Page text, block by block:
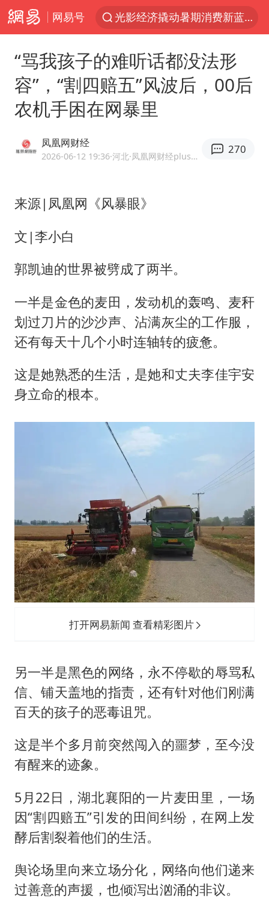
网易号
光影经济撬动暑期消费新蓝海
新疆优化调整景区内自驾服务费
央视新主播李秋莹孙亚鹏亮相
杭州全市有序停课
全民健身事业高质量发展
台当局重金为“台独”织“皇帝新衣”
老挝国会主席赛宋蓬逝世
酒店回应车内过夜被收150元
“骂我孩子的难听话都没法形
容”，“割四赔五”风波后，00后
农机手困在网暴里
凤凰网财经
2026-06-12 19:36·河北 ·凤凰网财经plus官方网易号
270
来源|凤凰网《风暴眼》
文|李小白
郭凯迪的世界被劈成了两半。
一半是金色的麦田，发动机的轰鸣、麦秆
划过刀片的沙沙声、沾满灰尘的工作服，
还有每天十几个小时连轴转的疲惫。
这是她熟悉的生活，是她和丈夫李佳宇安
身立命的根本。
打开网易新闻 查看精彩图片
另一半是黑色的网络，永不停歇的辱骂私
信、铺天盖地的指责，还有针对他们刚满
百天的孩子的恶毒诅咒。
这是半个多月前突然闯入的噩梦，至今没
有醒来的迹象。
5月22日，湖北襄阳的一片麦田里，一场
因“割四赔五”引发的田间纠纷，在网上发
酵后割裂着他们的生活。
舆论场里向来立场分化，网络向他们递来
过善意的声援，也倾泻出汹涌的非议。